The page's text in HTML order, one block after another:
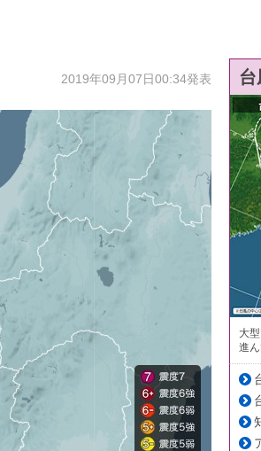
2019年09月07日00:34発表
大
進